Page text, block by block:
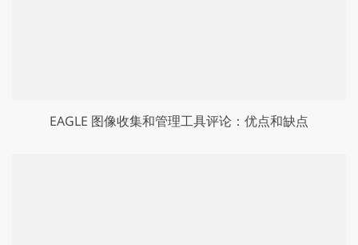
EAGLE 图像收集和管理工具评论：优点和缺点